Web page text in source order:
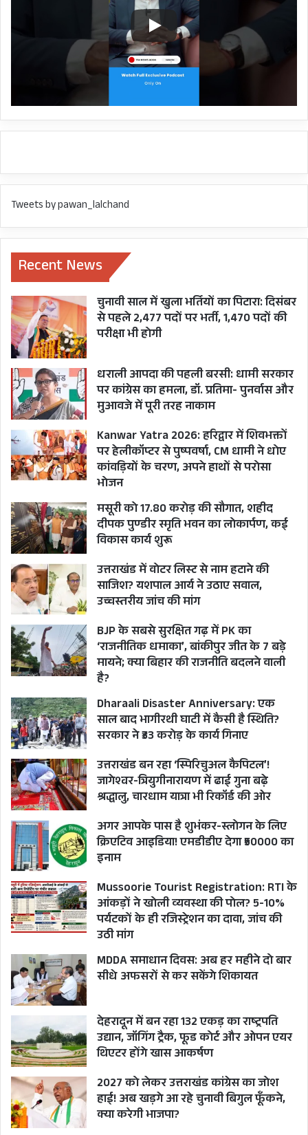
इस वक्तव्य से भी कमेटी की गंभीरता का अंदाजा लग ही
जाता है !
इस संदर्भ में यह भी गौरतलब है जिस भाजपा ने 2018 में
ज़मीनों की बेरोक-टोक बिक्री का कानून पास किया, वही
2021 में भू-कानून के लिए अभियान चलाते हुए भी दिखने
की कोशिश करती रही। इसके पीछे उनका मंतव्य इस
मसले को भी अपने सांप्रदायिक विभाजन के औज़ार के रूप
में इस्तेमाल करना था। लेकिन उत्तराखंड के जो संघर्षशील
लोग हैं, उनके लिए भू-कानून का मसला जल-जंगल-जमीन
पर जनता के अधिकार के व्यापक एजेंडे का हिस्सा है।
उत्तराखंड की भाजपा सरकार और उसके तीसरे मुख्यमंत्री
पुष्कर सिंह धामी को चाहिए कि वे कमेटी-कमेटी खेलना
बंद करें और सबसे पहले भूमि कानून में 2018 का संशोधन
रद्द करें। चूंकि 29-30 नवंबर को सरकार ने विधानसभा के
शीतकालीन सत्र का ऐलान किया है तो इस सत्र में जन-
भावनाओं के अनुरूप भू कानून सरकार पास करे।
(लेखक एक्टिविस्ट एवं सीपीआई(एमएल) के गढ़वाल
सचिव हैं। विचार निजी हैं।)
BJP
CM PUSHKAR SINGH DHAMI
CONGRESS
HARISH RAWAT
Indresh Maikhuri
LAND LAW COMMITTEE
MISSION 2022
PM MODI
SUBHASH KUMAR
UTTARAKHAND
Tweets by pawan_lalchand
Recent News
चुनावी साल में खुला भर्तियों का पिटारा: दिसंबर
से पहले 2,477 पदों पर भर्ती, 1,470 पदों की
परीक्षा भी होगी
धराली आपदा की पहली बरसी: धामी सरकार
पर कांग्रेस का हमला, डॉ. प्रतिमा- पुनर्वास और
मुआवजे में पूरी तरह नाकाम
Kanwar Yatra 2026: हरिद्वार में शिवभक्तों
पर हेलीकॉप्टर से पुष्पवर्षा, CM धामी ने धोए
कांवड़ियों के चरण, अपने हाथों से परोसा
भोजन
मसूरी को 17.80 करोड़ की सौगात, शहीद
दीपक पुण्डीर स्मृति भवन का लोकार्पण, कई
विकास कार्य शुरू
उत्तराखंड में वोटर लिस्ट से नाम हटाने की
साजिश? यशपाल आर्य ने उठाए सवाल,
उच्चस्तरीय जांच की मांग
BJP के सबसे सुरक्षित गढ़ में PK का
‘राजनीतिक धमाका’, बांकीपुर जीत के 7 बड़े
मायने; क्या बिहार की राजनीति बदलने वाली
है?
Dharaali Disaster Anniversary: एक
साल बाद भागीरथी घाटी में कैसी है स्थिति?
सरकार ने ₹33 करोड़ के कार्य गिनाए
उत्तराखंड बन रहा ‘स्पिरिचुअल कैपिटल’!
जागेश्वर-त्रियुगीनारायण में ढाई गुना बढ़े
श्रद्धालु, चारधाम यात्रा भी रिकॉर्ड की ओर
अगर आपके पास है शुभंकर-स्लोगन के लिए
क्रिएटिव आइडिया! एमडीडीए देगा ₹50000 का
इनाम
Mussoorie Tourist Registration: RTI के
आंकड़ों ने खोली व्यवस्था की पोल? 5-10%
पर्यटकों के ही रजिस्ट्रेशन का दावा, जांच की
उठी मांग
MDDA समाधान दिवस: अब हर महीने दो बार
सीधे अफसरों से कर सकेंगे शिकायत
देहरादून में बन रहा 132 एकड़ का राष्ट्रपति
उद्यान, जॉगिंग ट्रैक, फूड कोर्ट और ओपन एयर
थिएटर होंगे खास आकर्षण
2027 को लेकर उत्तराखंड कांग्रेस का जोश
हाई! अब खड़गे आ रहे चुनावी बिगुल फूँकने,
क्या करेगी भाजपा?